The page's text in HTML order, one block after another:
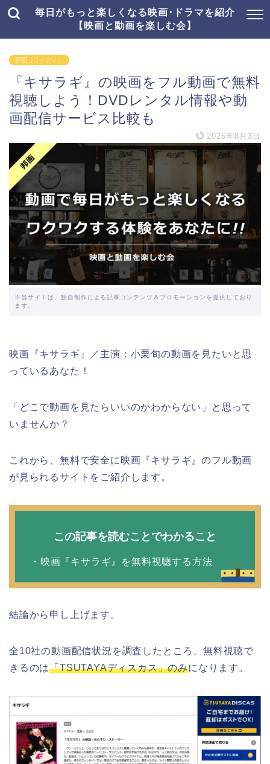
毎日がもっと楽しくなる映画･ドラマを紹介
【映画と動画を楽しむ会】
邦画（コメディ）
『キサラギ』の映画をフル動画で無料
視聴しよう！DVDレンタル情報や動
画配信サービス比較も
2026年8月3日
※当サイトは、独自制作による記事コンテンツ＆プロモーションを提供しており
ます。
映画『キサラギ』／主演：小栗旬の動画を見たいと思
っているあなた！
「どこで動画を見たらいいのかわからない」と思って
いませんか？
これから、無料で安全に映画『キサラギ』のフル動画
が見られるサイトをご紹介します。
この記事を読むことでわかること
・映画『キサラギ』を無料視聴する方法
結論から申し上げます。
全10社の動画配信状況を調査したところ、無料視聴で
きるのは「TSUTAYAディスカス」のみになります。